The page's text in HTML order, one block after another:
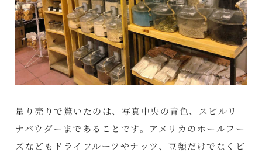
量り売りで驚いたのは、写真中央の青色、スピルリ
ナパウダーまであることです。アメリカのホールフー
ズなどもドライフルーツやナッツ、豆類だけでなくビ